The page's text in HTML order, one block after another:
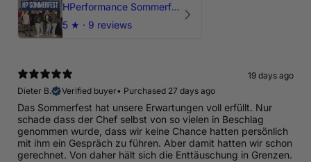
HPerformance Sommerfest 2026
5 ★ · 9 reviews
19 days ago
Dieter B.
Verified buyer• Purchased 27 days ago
Das Sommerfest hat unsere Erwartungen voll erfüllt. Nur
schade dass der Chef selbst von so vielen in Beschlag
genommen wurde, dass wir keine Chance hatten persönlich
mit ihm ein Gespräch zu führen. Aber damit hatten wir schon
gerechnet. Von daher hält sich die Enttäuschung in Grenzen.